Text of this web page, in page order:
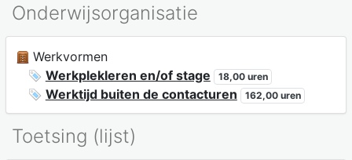
Onderwijsorganisatie
Werkvormen
Werkplekleren en/of stage
18,00 uren
Werktijd buiten de contacturen 162,00 uren
Toetsing (lijst)